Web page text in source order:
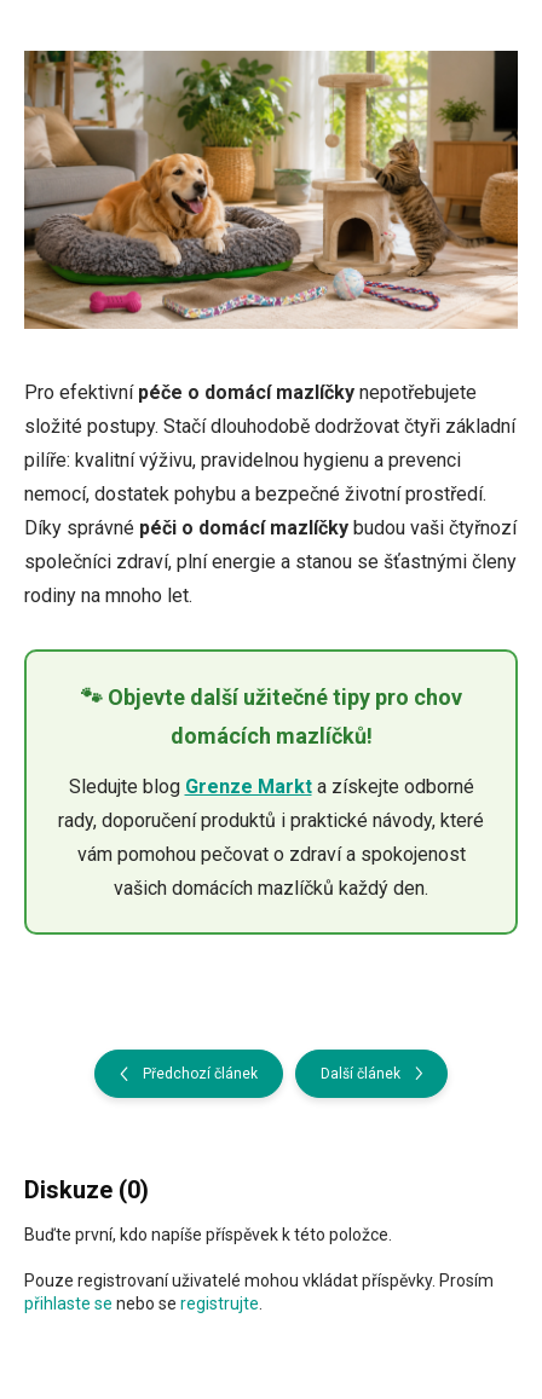
Pro efektivní péče o domácí mazlíčky nepotřebujete
složité postupy. Stačí dlouhodobě dodržovat čtyři základní
pilíře: kvalitní výživu, pravidelnou hygienu a prevenci
nemocí, dostatek pohybu a bezpečné životní prostředí.
Díky správné péči o domácí mazlíčky budou vaši čtyřnozí
společníci zdraví, plní energie a stanou se šťastnými členy
rodiny na mnoho let.
🐾 Objevte další užitečné tipy pro chov
domácích mazlíčků!
Sledujte blog Grenze Markta získejte odborné
rady, doporučení produktů i praktické návody, které
vám pomohou pečovat o zdraví a spokojenost
vašich domácích mazlíčků každý den.
Předchozí článek Další článek
Diskuze (0)
Buďte první, kdo napíše příspěvek k této položce.
Pouze registrovaní uživatelé mohou vkládat příspěvky. Prosím
přihlaste se nebo se registrujte